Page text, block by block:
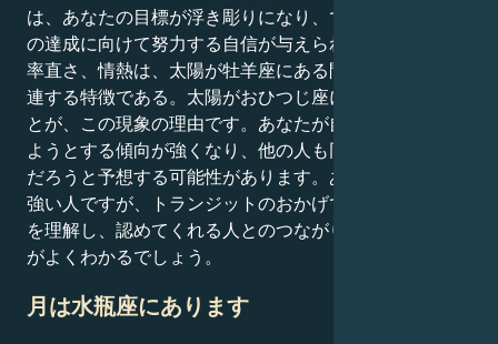
は、あなたの目標が浮き彫りになり、できるだけ早くそ
の達成に向けて努力する自信が与えられます。正直さ、
率直さ、情熱は、太陽が牡羊座にある間の人間関係に関
連する特徴である。太陽がおひつじ座に位置しているこ
とが、この現象の理由です。あなたが自分の要求を伝え
ようとする傾向が強くなり、他の人も同じように伝える
だろうと予想する可能性があります。あなたは独立心の
強い人ですが、トランジットのおかげで、自分の独立心
を理解し、認めてくれる人とのつながりがいかに大切か
がよくわかるでしょう。
月は水瓶座にあります